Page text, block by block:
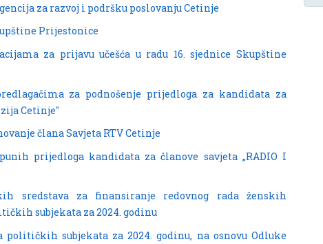
za razvoj i podršku poslovanju Cetinje
Prijestonice
za prijavu učešća u radu 16. sjednice Skupštine
za podnošenje prijedloga za kandidata za
Cetinje"
člana Savjeta RTV Cetinje
prijedloga kandidata za članove savjeta „RADIO I
sredstava za finansiranje redovnog rada ženskih
subjekata za 2024. godinu
političkih subjekata za 2024. godinu, na osnovu Odluke